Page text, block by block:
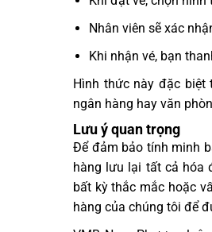
Nhân viên sẽ xác
Khi nhận vé, bạn
Hình thức này đặc biệt
ngân hàng hay văn
Lưu ý quan trọng
Để đảm bảo tính minh
hàng lưu lại tất cả hóa
bất kỳ thắc mắc hoặc
hàng của chúng tôi để